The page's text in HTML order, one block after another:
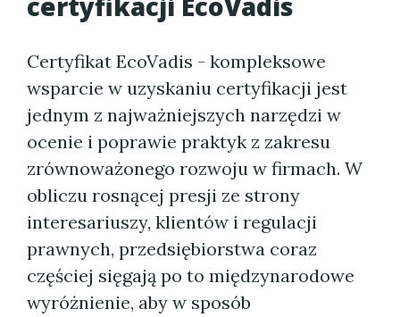
Certyfikat EcoVadis - kompleksowe
wsparcie w uzyskaniu certyfikacji jest
jednym z najważniejszych narzędzi w
ocenie i poprawie praktyk z zakresu
zrównoważonego rozwoju w firmach. W
obliczu rosnącej presji ze strony
interesariuszy, klientów i regulacji
prawnych, przedsiębiorstwa coraz
częściej sięgają po to międzynarodowe
wyróżnienie, aby w sposób